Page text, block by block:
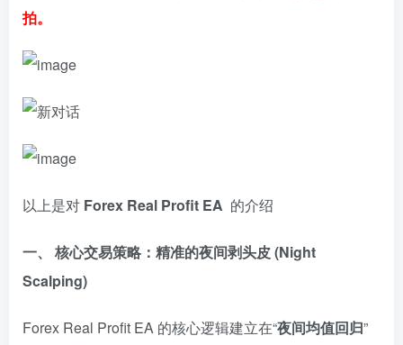
拍。
以上是对 Forex Real Profit EA 的介绍
一、 核心交易策略：精准的夜间剥头皮 (Night
Scalping)
Forex Real Profit EA 的核心逻辑建立在“夜间均值回归”